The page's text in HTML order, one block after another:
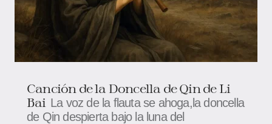
Canción de la Doncella de Qin de Li
Bai La voz de la flauta se ahoga,la doncella
de Qin despierta bajo la luna del